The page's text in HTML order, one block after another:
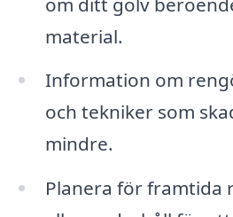
material.
Information om
och tekniker som
mindre.
Planera för framtida